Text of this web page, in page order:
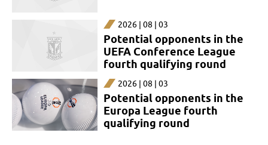
2026 | 08 | 03
Potential opponents in the
UEFA Conference League
fourth qualifying round
2026 | 08 | 03
Potential opponents in the
Europa League fourth
qualifying round